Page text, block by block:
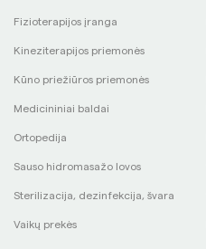
Fizioterapijos įranga
Kineziterapijos priemonės
Kūno priežiūros priemonės
Medicininiai baldai
Ortopedija
Sauso hidromasažo lovos
Sterilizacija, dezinfekcija, švara
Vaikų prekės